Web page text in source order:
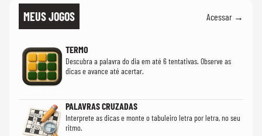
MEUS JOGOS Acessar →
TERMO
Descubra a palavra do dia em até 6 tentativas. Observe as
dicas e avance até acertar.
PALAVRAS CRUZADAS
Interprete as dicas e monte o tabuleiro letra por letra, no seu
ritmo.